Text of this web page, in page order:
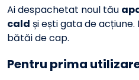
Ai despachetat noul tău
cald și ești gata de
bătăi de cap.
Pentru prima